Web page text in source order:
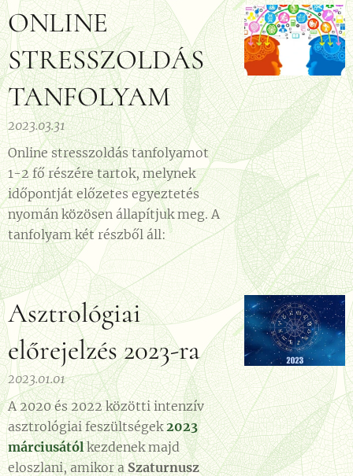
ONLINE
STRESSZOLDÁS
TANFOLYAM
2023.03.31
Online stresszoldás tanfolyamot
1-2 fő részére tartok, melynek
időpontját előzetes egyeztetés
nyomán közösen állapítjuk meg. A
tanfolyam két részből áll:
Asztrológiai
előrejelzés 2023-ra
2023.01.01
A 2020 és 2022 közötti intenzív
asztrológiai feszültségek2023
márciusától kezdenek majd
eloszlani, amikor aSzaturnusz